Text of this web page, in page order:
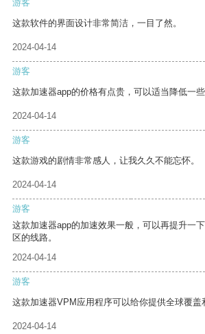
游客
这款软件的界面设计非常简洁，一目了然。
2024-04-14
游客
这款加速器app的价格有点贵，可以适当降低一些
2024-04-14
游客
这款游戏的剧情非常感人，让我久久不能忘怀。
2024-04-14
游客
这款加速器app的加速效果一般，可以再提升一
区的线路。
2024-04-14
游客
这款加速器VPM应用程序可以给你提供全球覆盖
2024-04-14